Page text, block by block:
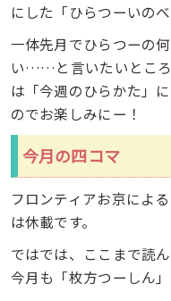
にした「ひらつーいの
一体先月でひらつーの
い……と言いたいところ
は「今週のひらかた」
のでお楽しみにー！
今月の四コマ
フロンティアお京によ
は休載です。
ではでは、ここまで読
今月も「枚方つーしん